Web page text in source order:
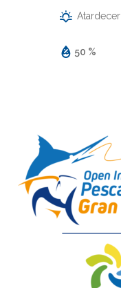
50 %
Atardecer